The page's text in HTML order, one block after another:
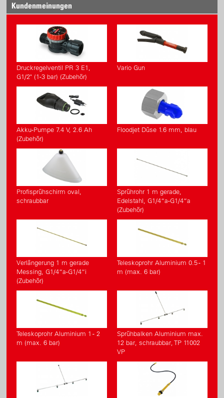
Kundenmeinungen
Druckregelventil PR 3 E1,
G1/2" (1-3 bar) (Zubehör)
Vario Gun
Akku-Pumpe 7.4 V, 2.6 Ah
(Zubehör)
Floodjet Düse 1.6 mm, blau
Profisprühschirm oval,
schraubbar
Sprührohr 1 m gerade,
Edelstahl, G1/4“a-G1/4“a
(Zubehör)
Verlängerung 1 m gerade
Messing, G1/4“a-G1/4“i
(Zubehör)
Teleskoprohr Aluminium 0.5 - 1
m (max. 6 bar)
Teleskoprohr Aluminium 1 - 2
m (max. 6 bar)
Sprühbalken Aluminium max.
12 bar, schraubbar, TP 11002
VP